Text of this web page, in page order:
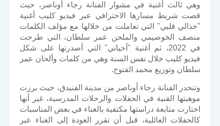
وهي ثالث أغنية في مشوار الفنانة رجاء أوناصر، حيث
قصت شريط مسارها الاحترافي عبر فيديو كليب أغنية
"خذالي قلبي" التي تعاملت من خلالها مع مؤلف الكلمات
منصف الخوصيمي والملحن عمر سلطان، التي طرحت
في 2022، ثم أغنية "آحياني" التي أصدرتها على شكل
فيديو كليب خلال نفس السنة وهي من كلمات وألحان عمر
سلطان وتوزيع محمد الفتوح.
وتنحدر الفنانة رجاء أوناصر من مدينة الفنيدق، حيث برزت
موهبتها الفنية في الحفلات والرحلات المدرسية، غير أنها
اختارت متابعة دراستها مكتفية بالغناء في بعض المناسبات
كالحفلات العائلية، قبل أن تقرر العودة إلى الغناء عبر